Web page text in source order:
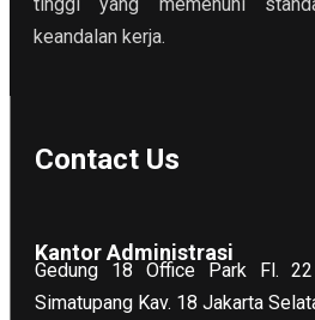
keandalan kerja.
Contact Us
Kantor Administrasi
Gedung 18 Office Park Fl.
Simatupang Kav. 18 Jakarta